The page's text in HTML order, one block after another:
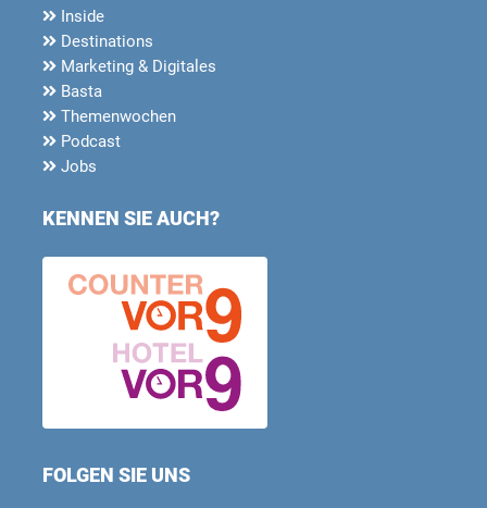
Inside
Destinations
Marketing & Digitales
Basta
Themenwochen
Podcast
Jobs
KENNEN SIE AUCH?
FOLGEN SIE UNS